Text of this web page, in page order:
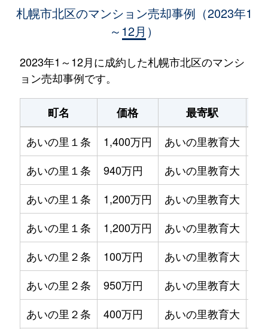
札幌市北区のマンション売却事例（2023年1
～12月）
2023年1～12月に成約した札幌市北区のマンシ
ョン売却事例です。
町名 価格 最寄駅
あいの里１条
1,400万円 あいの里教育大
あいの里１条
940万円 あいの里教育大
あいの里１条
1,200万円 あいの里教育大
あいの里１条
1,200万円 あいの里教育大
あいの里２条
100万円 あいの里教育大
あいの里２条
950万円 あいの里教育大
あいの里２条
400万円 あいの里教育大